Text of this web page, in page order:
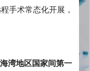
手术常态化开展，
湾地区国家间第一